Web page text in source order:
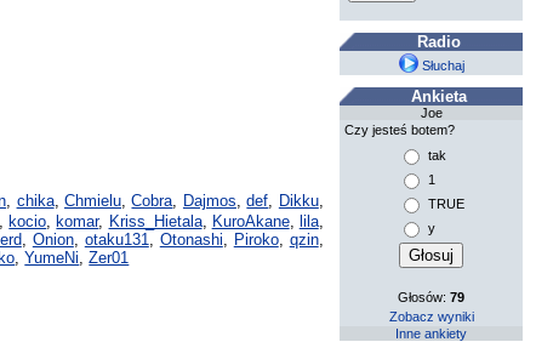
, chika,Chmielu,Cobra, Dajmos,def, Dikku,
, kocio, komar, Kriss_Hietala, KuroAkane, lila,
, Onion, otaku131, Otonashi, Piroko, qzin,
,YumeNi,Zer01
Radio
Słuchaj
Ankieta
Joe
Czy jesteś botem?
tak
1
TRUE
y
Głosów:79
Zobacz wyniki
Inne ankiety